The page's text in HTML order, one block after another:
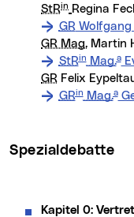
StRin Regina
GRWolfgang
GR Mag. Martin
StRinMag.a
GR Felix
GRinMag.a
Spezialdebatte
Kapitel 0: